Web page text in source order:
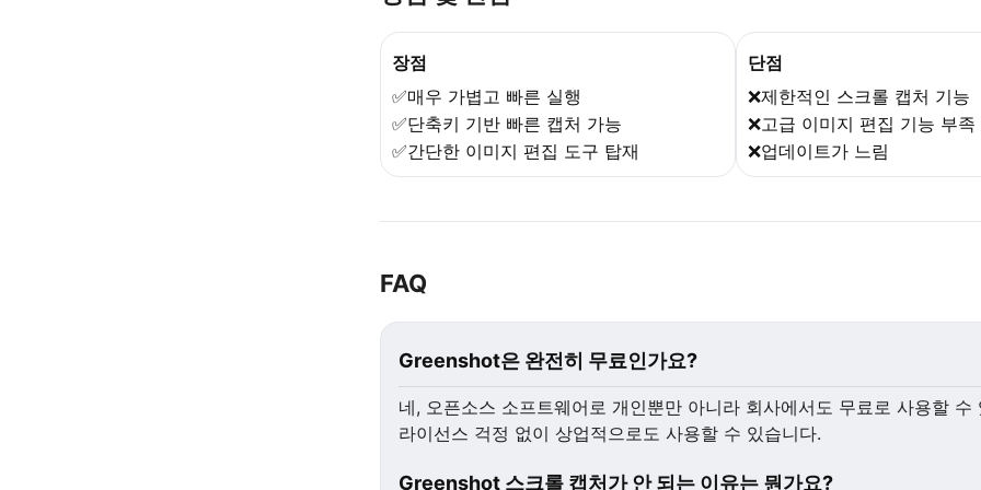
장점
✅매우 가볍고 빠른 실행
✅단축키 기반 빠른 캡처 가능
✅간단한 이미지 편집 도구 탑재
단점
❌제한적인 스크롤 캡처 기능
❌고급 이미지 편집 기능 부족
❌업데이트가 느림
FAQ
Greenshot은 완전히 무료인가요?
네, 오픈소스 소프트웨어로 개인뿐만 아니라 회사에서도 무료로 사용할 수
라이선스 걱정 없이 상업적으로도 사용할 수 있습니다.
Greenshot 스크롤 캡처가 안 되는 이유는 뭔가요?